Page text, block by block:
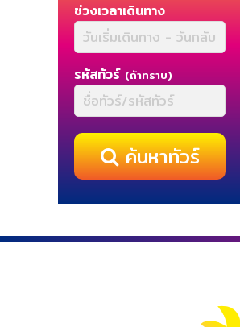
ช่วงเวลาเดินทาง
รหัสทัวร์ (ถ้าทราบ)
ค้นหาทัวร์